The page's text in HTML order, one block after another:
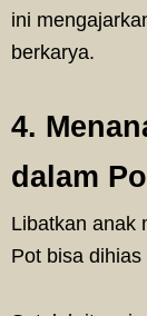
ini
berkarya.
4.
dalam
Libatkan anak
Pot bisa